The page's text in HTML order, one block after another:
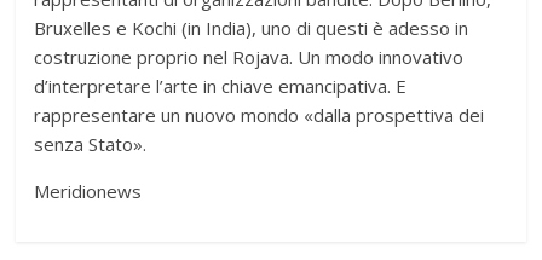
Bruxelles e Kochi (in India), uno di questi è adesso in
costruzione proprio nel Rojava. Un modo innovativo
d’interpretare l’arte in chiave emancipativa. E
rappresentare un nuovo mondo «dalla prospettiva dei
senza Stato».
Meridionews